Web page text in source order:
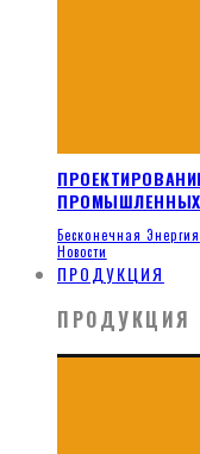
Бесконечная Энергия
Новости
ПРОДУКЦИЯ
ПРОДУКЦИЯ